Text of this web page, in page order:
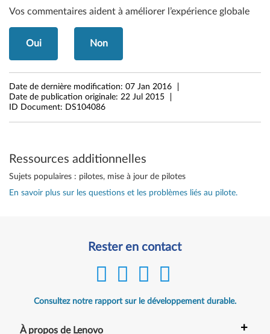
w
s
1
0
(
3
2
-
b
Vos commentaires aident à améliorer l’expérience globale
Oui Non
Date de dernière modification: 07 Jan 2016
Date de publication originale: 22 Jul 2015
ID Document: DS104086
Ressources additionnelles
Sujets populaires : pilotes, mise à jour de pilotes
En savoir plus sur les questions et les problèmes liés au pilote.
Rester en contact
Consultez notre rapport sur le développement durable.
À propos de Lenovo +